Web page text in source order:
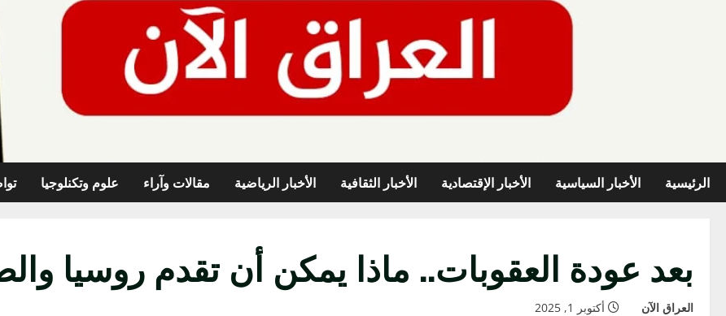
الرئيسية الأخبار السياسية الأخبار الإقتصادية الأخبار الثقافية الأخبار الرياضية مقالات وآراء علوم وتكنلوجيا
بعد عودة العقوبات.. ماذا يمكن أن تقدم روسيا
العراق الآن أكتوبر 1, 2025